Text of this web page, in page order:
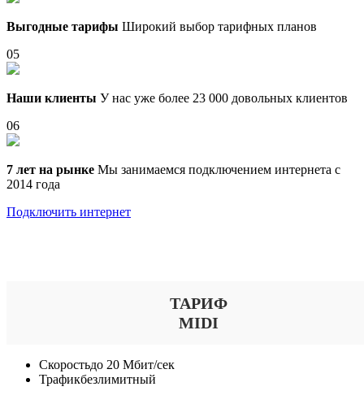
Выгодные тарифы Широкий выбор тарифных планов
05
Наши клиенты У нас уже более 23 000 довольных клиентов
06
7 лет на рынке Мы занимаемся подключением интернета с
2014 года
Подключить интернет
ТАРИФ
MIDI
Скоростьдо 20 Мбит/сек
Трафикбезлимитный